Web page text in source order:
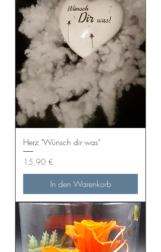
Herz "Wünsch dir was"
Preis
15,90 €
In den Warenkorb